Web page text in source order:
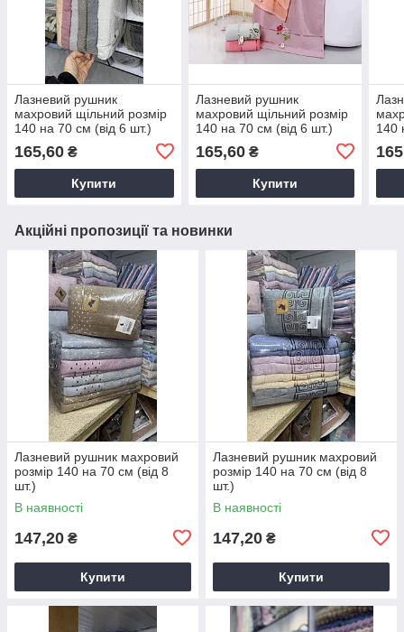
Лазневий рушник
махровий щільний розмір
140 на 70 см (від 6 шт.)
165,60 ₴
Купити
Лазневий рушник
махровий щільний розмір
140 на 70 см (від 6 шт.)
165,60₴
Купити
140
Акційні пропозиції та новинки
Лазневий рушник махровий
розмір 140 на 70 см (від 8
шт.)
В наявності
147,20 ₴
Купити
Лазневий рушник махровий
розмір 140 на 70 см (від 8
шт.)
В наявності
147,20 ₴
Купити